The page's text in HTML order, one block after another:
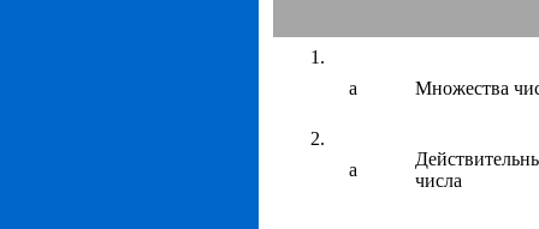
а Множества
а
числа